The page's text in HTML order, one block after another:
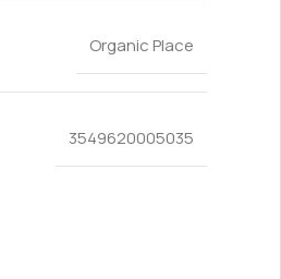
Organic Place
3549620005035